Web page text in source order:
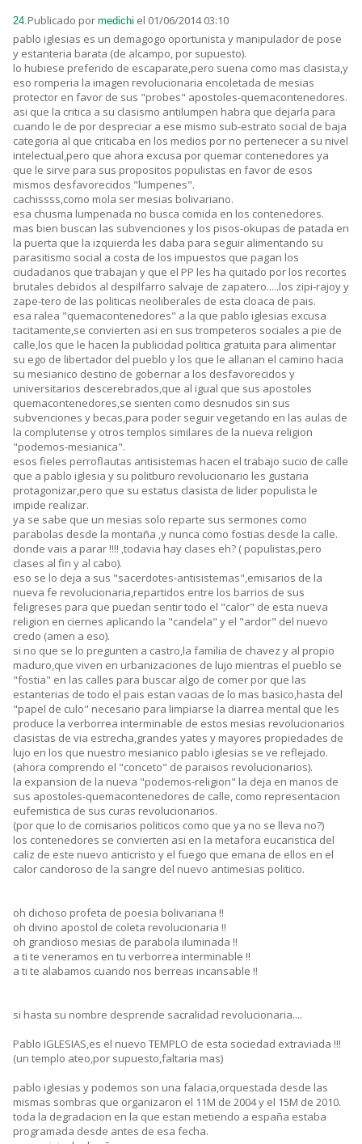
24.Publicado por medichi el 01/06/2014 03:10
pablo iglesias es un demagogo oportunista y manipulador de pose
y estanteria barata (de alcampo, por supuesto).
lo hubiese preferido de escaparate,pero suena como mas clasista,y
eso romperia la imagen revolucionaria encoletada de mesias
protector en favor de sus "probes" apostoles-quemacontenedores.
asi que la critica a su clasismo antilumpen habra que dejarla para
cuando le de por despreciar a ese mismo sub-estrato social de baja
categoria al que criticaba en los medios por no pertenecer a su nivel
intelectual,pero que ahora excusa por quemar contenedores ya
que le sirve para sus propositos populistas en favor de esos
mismos desfavorecidos "lumpenes".
cachissss,como mola ser mesias bolivariano.
esa chusma lumpenada no busca comida en los contenedores.
mas bien buscan las subvenciones y los pisos-okupas de patada en
la puerta que la izquierda les daba para seguir alimentando su
parasitismo social a costa de los impuestos que pagan los
ciudadanos que trabajan y que el PP les ha quitado por los recortes
brutales debidos al despilfarro salvaje de zapatero.....los zipi-rajoy y
zape-tero de las politicas neoliberales de esta cloaca de pais.
esa ralea "quemacontenedores" a la que pablo iglesias excusa
tacitamente,se convierten asi en sus trompeteros sociales a pie de
calle,los que le hacen la publicidad politica gratuita para alimentar
su ego de libertador del pueblo y los que le allanan el camino hacia
su mesianico destino de gobernar a los desfavorecidos y
universitarios descerebrados,que al igual que sus apostoles
quemacontenedores,se sienten como desnudos sin sus
subvenciones y becas,para poder seguir vegetando en las aulas de
la complutense y otros templos similares de la nueva religion
"podemos-mesianica".
esos fieles perroflautas antisistemas hacen el trabajo sucio de calle
que a pablo iglesia y su politburo revolucionario les gustaria
protagonizar,pero que su estatus clasista de lider populista le
impide realizar.
ya se sabe que un mesias solo reparte sus sermones como
parabolas desde la montaña ,y nunca como fostias desde la calle.
donde vais a parar !!!! ,todavia hay clases eh? ( populistas,pero
clases al fin y al cabo).
eso se lo deja a sus "sacerdotes-antisistemas",emisarios de la
nueva fe revolucionaria,repartidos entre los barrios de sus
feligreses para que puedan sentir todo el "calor" de esta nueva
religion en ciernes aplicando la "candela" y el "ardor" del nuevo
credo (amen a eso).
si no que se lo pregunten a castro,la familia de chavez y al propio
maduro,que viven en urbanizaciones de lujo mientras el pueblo se
"fostia" en las calles para buscar algo de comer por que las
estanterias de todo el pais estan vacias de lo mas basico,hasta del
"papel de culo" necesario para limpiarse la diarrea mental que les
produce la verborrea interminable de estos mesias revolucionarios
clasistas de via estrecha,grandes yates y mayores propiedades de
lujo en los que nuestro mesianico pablo iglesias se ve reflejado.
(ahora comprendo el "conceto" de paraisos revolucionarios).
la expansion de la nueva "podemos-religion" la deja en manos de
sus apostoles-quemacontenedores de calle, como representacion
eufemistica de sus curas revolucionarios.
(por que lo de comisarios politicos como que ya no se lleva no?)
los contenedores se convierten asi en la metafora eucaristica del
caliz de este nuevo anticristo y el fuego que emana de ellos en el
calor candoroso de la sangre del nuevo antimesias politico.
oh dichoso profeta de poesia bolivariana !!
oh divino apostol de coleta revolucionaria !!
oh grandioso mesias de parabola iluminada !!
a ti te veneramos en tu verborrea interminable !!
a ti te alabamos cuando nos berreas incansable !!
si hasta su nombre desprende sacralidad revolucionaria....
Pablo IGLESIAS,es el nuevo TEMPLO de esta sociedad extraviada !!!
(un templo ateo,por supuesto,faltaria mas)
pablo iglesias y podemos son una falacia,orquestada desde las
mismas sombras que organizaron el 11M de 2004 y el 15M de 2010.
toda la degradacion en la que estan metiendo a españa estaba
programada desde antes de esa fecha.